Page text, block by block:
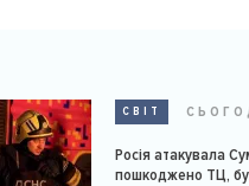
СВІТ
Росія атакувала
пошкоджено ТЦ,